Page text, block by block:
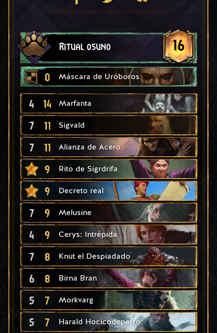
Ritual osuno 16
0 Máscara de Uróboros
4 14 Marfanta
7 11 Sigvald
7 11 Alianza de Acero
9 Rito de Sigrdrifa
9 Decreto real
7 9 Melusine
4 9 Cerys: Intrépida
7 8 Knut el Despiadado
6 8 Birna Bran
5 7 Morkvarg
5 7 Harald Hocicodeperro